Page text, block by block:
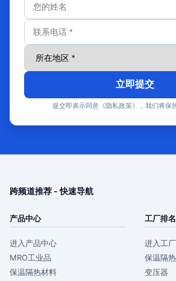
立即提交
提交即表示同意《隐私政策》，我们将保
跨频道推荐 - 快速导航
产品中心
进入产品中心
MRO工业品
保温隔热材料
工厂排名
进入工
保温隔
变压器